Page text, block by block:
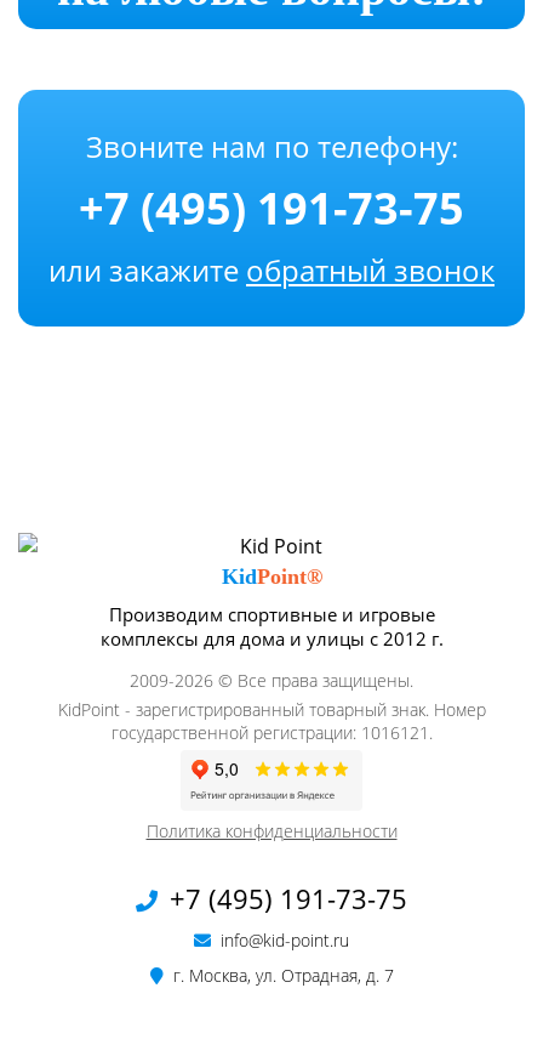
Звоните нам по телефону:
+7 (495) 191-73-75
или закажите обратный звонок
+7 (495) 191-73-75
info@kid-point.ru
г. Москва, ул. Отрадная, д. 7
KidPoint®
Производим спортивные и игровые
комплексы для дома и улицы с 2012 г.
2009-2026 © Все права защищены.
KidPoint - зарегистрированный товарный знак. Номер
государственной регистрации: 1016121.
Политика конфиденциальности